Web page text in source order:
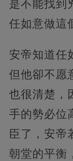
是不能找到
任如意做這
安帝知道任
但他卻不愿
也很清楚，
手的勢必位
臣了，安帝
朝堂的平衡